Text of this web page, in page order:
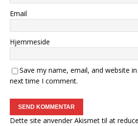
Email
Hjemmeside
Save my name, email, and website
next time I comment.
Dette site anvender Akismet til at